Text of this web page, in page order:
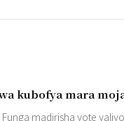
kubofya mara
Funga madirisha yote